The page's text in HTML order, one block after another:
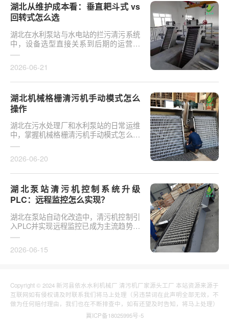
湖北从维护成本看：垂直耙斗式 vs
回转式怎么选
湖北在水利泵站与水电站的拦污清污系统
中，设备选型直接关系到后期的运营开
支。探讨从维护成本看：垂直耙斗式 vs
2026-06-21
湖北机械格栅清污机手动模式怎么
操作
湖北在污水处理厂和水利泵站的日常运维
中，掌握机械格栅清污机手动模式怎么操
作是保障设备稳定运行的基础环节。以某
2026-06-20
湖北泵站清污机控制系统升级
PLC：远程监控怎么实现？
湖北在泵站自动化改造中，清污机控制引
入PLC并实现远程监控已成为主流趋势。
传统清污机多采用继电器硬接线，无法实
2026-06-15
Copyright © 2024 新河县依水水利机械厂 清污机厂家源头工厂 本站资源来源于
互联网如有侵权请及时联系我们将马上处理（另违禁词在此声明全部无效，不
做为任何赔付理由，我们也在不断排查中，如有还望及时告知，将马上处理）
冀ICP备18025995号-5